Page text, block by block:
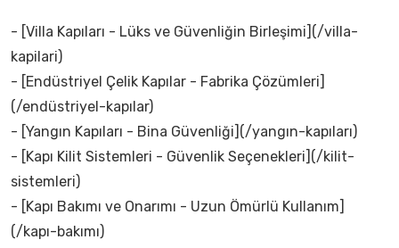
- [Villa Kapıları - Lüks ve Güvenliğin Birleşimi](/villa-
kapilari)
- [Endüstriyel Çelik Kapılar - Fabrika Çözümleri]
(/endüstriyel-kapılar)
- [Yangın Kapıları - Bina Güvenliği](/yangın-kapıları)
- [Kapı Kilit Sistemleri - Güvenlik Seçenekleri](/kilit-
sistemleri)
- [Kapı Bakımı ve Onarımı - Uzun Ömürlü Kullanım]
(/kapı-bakımı)